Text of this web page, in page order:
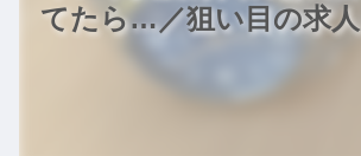
てたら…／狙い目の求人